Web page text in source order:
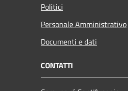
Politici
Personale Amministrativo
Documenti e dati
CONTATTI